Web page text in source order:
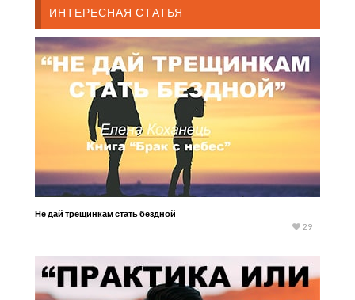
ИНТЕРЕСНАЯ СТАТЬЯ
Не дай трещинкам стать бездной
29